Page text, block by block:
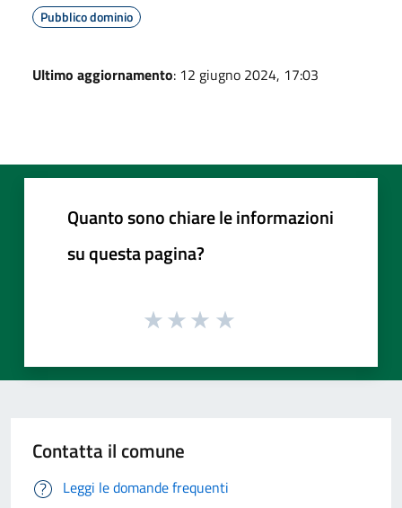
Pubblico dominio
Ultimo aggiornamento: 12 giugno 2024, 17:03
Quanto sono chiare le informazioni
su questa pagina?
Contatta il comune
Leggi le domande frequenti